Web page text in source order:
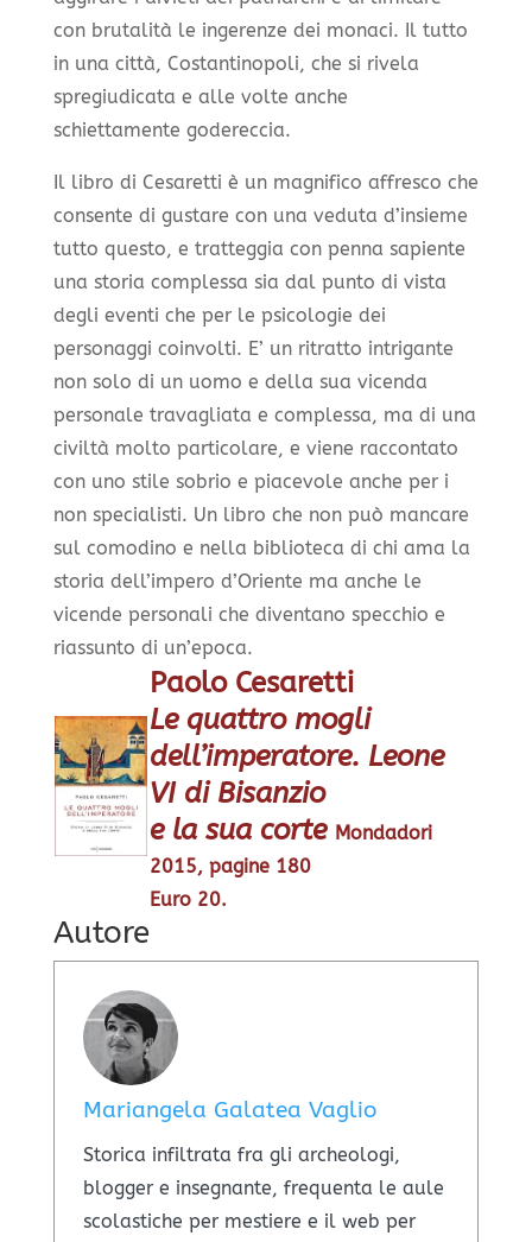
con brutalità le ingerenze dei monaci. Il tutto
in una città, Costantinopoli, che si rivela
spregiudicata e alle volte anche
schiettamente godereccia.
Il libro di Cesaretti è un magnifico affresco che
consente di gustare con una veduta d’insieme
tutto questo, e tratteggia con penna sapiente
una storia complessa sia dal punto di vista
degli eventi che per le psicologie dei
personaggi coinvolti. E’ un ritratto intrigante
non solo di un uomo e della sua vicenda
personale travagliata e complessa, ma di una
civiltà molto particolare, e viene raccontato
con uno stile sobrio e piacevole anche per i
non specialisti. Un libro che non può mancare
sul comodino e nella biblioteca di chi ama la
storia dell’impero d’Oriente ma anche le
vicende personali che diventano specchio e
riassunto di un’epoca.
Paolo Cesaretti
Le quattro mogli
dell’imperatore. Leone
VI di Bisanzio
​e la sua corte Mondadori
2015, pagine 180
Euro 20.
Autore
Mariangela Galatea Vaglio
Storica infiltrata fra gli archeologi,
blogger e insegnante, frequenta le aule
scolastiche per mestiere e il web per